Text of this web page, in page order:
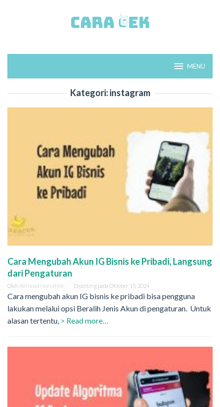
MENU
Kategori:instagram
Cara Mengubah Akun IG Bisnis ke Pribadi, Langsung
dari Pengaturan
Oleh Akhmad Norrahim Diposting pada Oktober 15, 2024
Cara mengubah akun IG bisnis ke pribadi bisa pengguna
lakukan melalui opsi Beralih Jenis Akun di pengaturan. Untuk
alasan tertentu, > Read more…